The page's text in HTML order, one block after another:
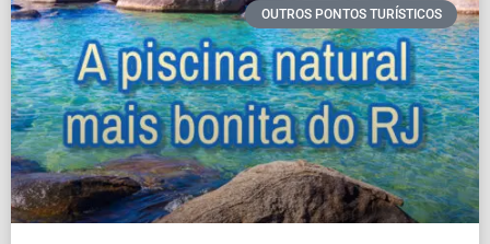
OUTROS PONTOS TURÍSTICOS